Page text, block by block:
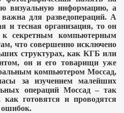
визуальную информацию, а
важна для разведопераций. А
и тесная организация, то он
к секретным компьютерным
что совершенно исключено
структурах, как КГБ или
он и его товарищи уже
компьютером Моссад,
за изучением малейших
операций Моссад – так
готовятся и проводятся
ошибок.